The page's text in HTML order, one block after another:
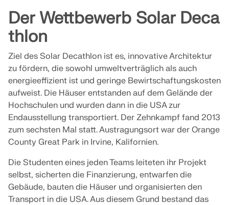
RWIND 3
Weitere Infos
Dlubal API
Ihr Tor zur parametrischen Modellierung und
Automatisierung
API entdecken
SUPPORT ERHALTEN
KOSTENLOSE LIZENZ ERHALTEN
Werden Sie Teil eines weltweit führenden Anbieters von
Ingenieursoftware und bringen Sie Ihre Karriere auf ein
neues Niveau.
OFFENE STELLEN ENTDECKEN
Der Wettbewerb Solar Deca
thlon
Ziel des Solar Decathlon ist es, innovative Architektur
zu fördern, die sowohl umweltverträglich als auch
energieeffizient ist und geringe Bewirtschaftungskosten
aufweist. Die Häuser entstanden auf dem Gelände der
Hochschulen und wurden dann in die USA zur
Endausstellung transportiert. Der Zehnkampf fand 2013
zum sechsten Mal statt. Austragungsort war der Orange
County Great Park in Irvine, Kalifornien.
Die Studenten eines jeden Teams leiteten ihr Projekt
selbst, sicherten die Finanzierung, entwarfen die
Gebäude, bauten die Häuser und organisierten den
Transport in die USA. Aus diesem Grund bestand das